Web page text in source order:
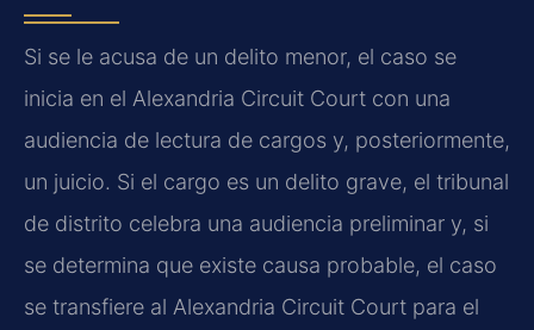
Si se le acusa de un delito menor, el caso se
inicia en el Alexandria Circuit Court con una
audiencia de lectura de cargos y, posteriormente,
un juicio. Si el cargo es un delito grave, el tribunal
de distrito celebra una audiencia preliminar y, si
se determina que existe causa probable, el caso
se transfiere al Alexandria Circuit Court para el